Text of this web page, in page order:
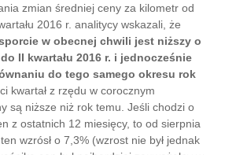
zmian średniej ceny za kilometr od
2016 r. analitycy wskazali, że
w obecnej chwili jest niższy o
II kwartału 2016 r. i jednocześnie
do tego samego okresu rok
kwartał z rzędu w corocznym
są niższe niż rok temu. Jeśli chodzi o
z ostatnich 12 miesięcy, to od sierpnia
wzrósł o 7,3% (wzrost nie był jednak